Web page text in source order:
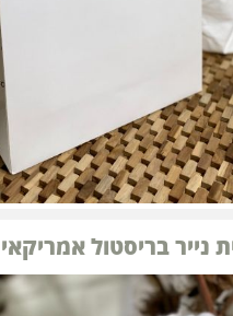
נייר בריסטול אמריקאי